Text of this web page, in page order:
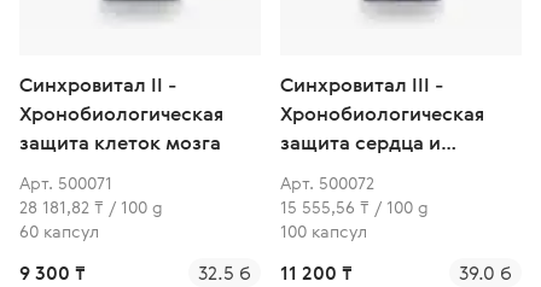
Синхровитал II -
Хронобиологическая
защита клеток мозга
Арт. 500071
28 181,82 ₸ / 100 g
60 капсул
9 300 ₸ 32.5 б
Синхровитал III -
Хронобиологическая
защита сердца и
сосудов
Арт. 500072
15 555,56 ₸ / 100 g
100 капсул
11 200 ₸ 39.0 б